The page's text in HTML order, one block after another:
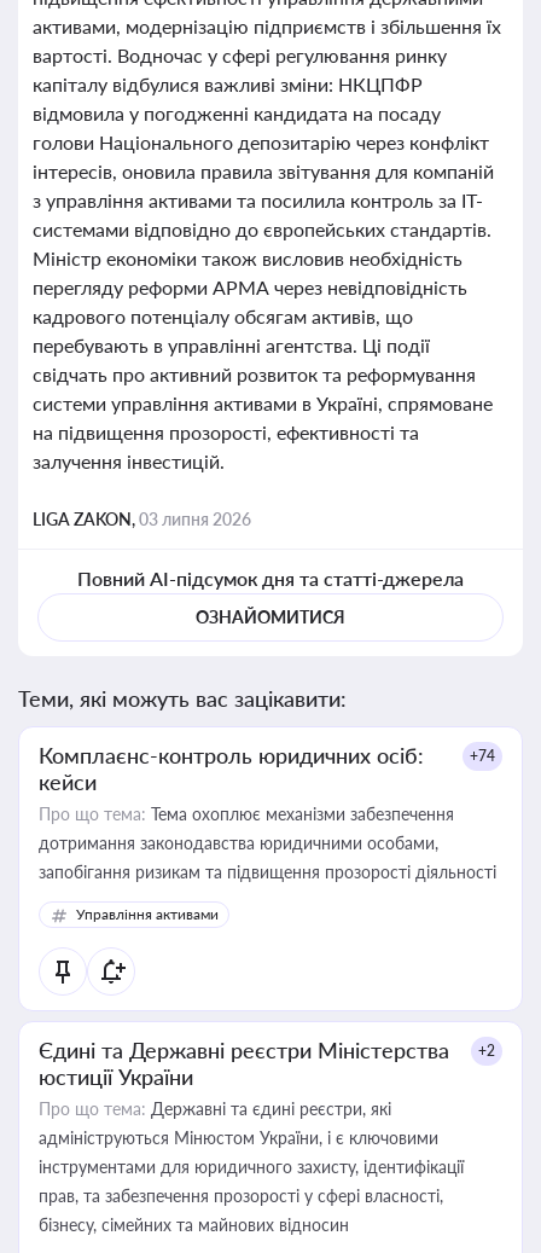
активами, модернізацію підприємств і збільшення їх
вартості. Водночас у сфері регулювання ринку
капіталу відбулися важливі зміни: НКЦПФР
відмовила у погодженні кандидата на посаду
голови Національного депозитарію через конфлікт
інтересів, оновила правила звітування для компаній
з управління активами та посилила контроль за IT-
системами відповідно до європейських стандартів.
Міністр економіки також висловив необхідність
перегляду реформи АРМА через невідповідність
кадрового потенціалу обсягам активів, що
перебувають в управлінні агентства. Ці події
свідчать про активний розвиток та реформування
системи управління активами в Україні, спрямоване
на підвищення прозорості, ефективності та
залучення інвестицій.
LIGA ZAKON,03 липня 2026
Повний AI-підсумок дня та статті-джерела
ОЗНАЙОМИТИСЯ
Теми, які можуть вас зацікавити:
Комплаєнс-контроль юридичних осіб:
кейси
+74
Про що тема: Тема охоплює механізми забезпечення
дотримання законодавства юридичними особами,
запобігання ризикам та підвищення прозорості діяльності
Управління активами
Єдині та Державні реєстри Міністерства
юстиції України
+2
Про що тема: Державні та єдині реєстри, які
адмініструються Мінюстом України, і є ключовими
інструментами для юридичного захисту, ідентифікації
прав, та забезпечення прозорості у сфері власності,
бізнесу, сімейних та майнових відносин